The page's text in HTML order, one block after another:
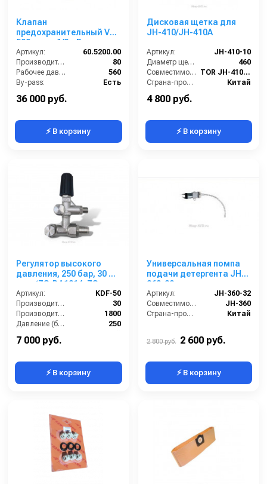
Клапан
предохранительный VS
500; вход 1/2г; By-pass
3/8г 80 л/мин 560 бар
Артикул:
60.5200.00
Производительность (л/мин):
80
Рабочее давление (бар):
560
By-pass:
Есть
36 000 руб.
⚡ В корзину
Дисковая щетка для
JH-410/JH-410A
Артикул:
JH-410-10
Диаметр щетки Ø (мм):
460
Совместимость:
TOR JH-410, JH-410А
Страна-производитель:
Китай
4 800 руб.
⚡ В корзину
Регулятор высокого
давления, 250 бар, 30 л/
мин (ZS-DA1814, ZS-
KPDA2010)
Артикул:
KDF-50
Производительность (л/мин):
30
Производительность (л/ч):
1800
Давление (бар):
250
Страна-производитель:
7 000 руб.
⚡ В корзину
Универсальная помпа
подачи детергента JH-
360-32 для
поломоечных машин
TOR JH-360
Артикул:
JH-360-32
Совместимость:
JH-360
Страна-производитель:
Китай
2 800 руб. 2 600 руб.
⚡ В корзину